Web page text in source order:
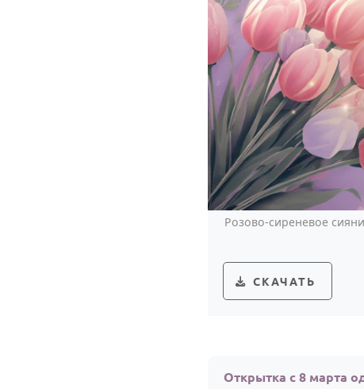
Розово-сиреневое
СКАЧАТЬ
Открытка с 8 марта